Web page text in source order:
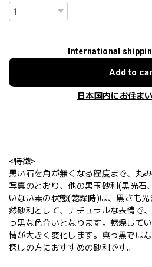
International
Add to
日本国内にお住ま
<特徴>
黒い石を角が無くなる程度まで、丸
写真のとおり、他の黒玉砂利(黒光石
いない素の状態(乾燥時)は、黒さも
然砂利として、ナチュラルな表情で
っ黒な色合いとなります。乾燥して
情が大きく変化します。真っ黒では
探しの方におすすめの砂利です。